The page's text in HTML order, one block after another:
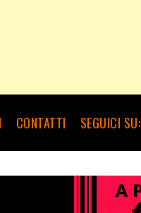
CONTATTI SEGUICI SU: